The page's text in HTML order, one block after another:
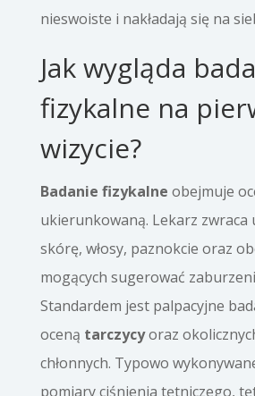
nieswoiste i nakładają się na
Jak wygląda
fizykalne na
wizycie?
Badanie fizykalne obejmuje
ukierunkowaną. Lekarz zwraca
skórę, włosy, paznokcie oraz
mogących sugerować
Standardem jest palpacyjne
oceną tarczycyoraz
chłonnych. Typowo
pomiary ciśnienia tętniczego,